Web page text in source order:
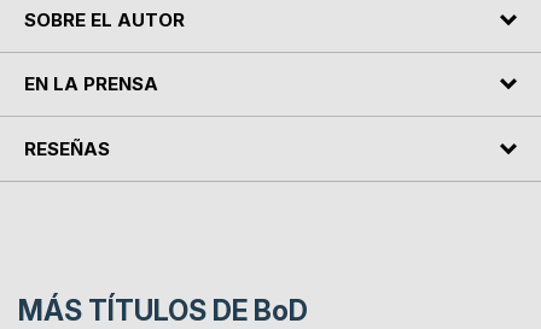
SOBRE EL AUTOR
EN LA PRENSA
RESEÑAS
MÁS TÍTULOS DE BoD